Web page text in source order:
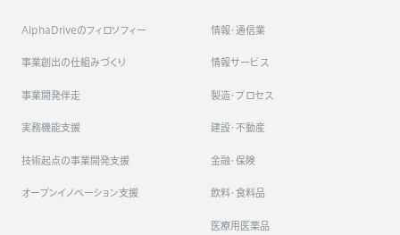
AlphaDriveのフィロソフィー
事業創出の仕組みづくり
事業開発伴走
実務機能支援
技術起点の事業開発支援
オープンイノベーション支援
情報・通信業
情報サービス
製造・プロセス
建設・不動産
金融・保険
飲料・食料品
医療用医薬品